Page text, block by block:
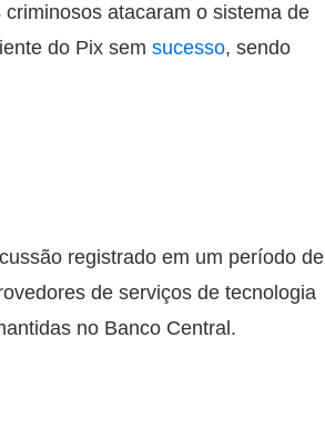
atacaram o sistema de
do Pix sem sucesso, sendo
registrado em um período de
de serviços de tecnologia
no Banco Central.